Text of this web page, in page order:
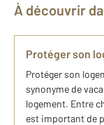
À découvrir
Protéger son
Protéger son
synonyme de
logement. Entre
est important de